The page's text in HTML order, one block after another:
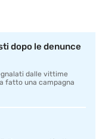
dopo le denunce
dalle vittime
fatto una campagna